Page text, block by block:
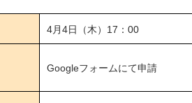
4月4日（木）17：00
Googleフォームにて申請